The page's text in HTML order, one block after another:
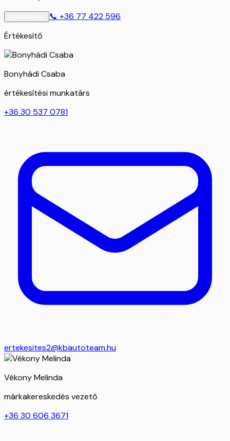
📞 +36 77 422 596
Értékesítő
Bonyhádi Csaba
értékesítési munkatárs
+36 30 537 0781
ertekesites2@kbautoteam.hu
Vékony Melinda
márkakereskedés vezető
+36 30 606 3671